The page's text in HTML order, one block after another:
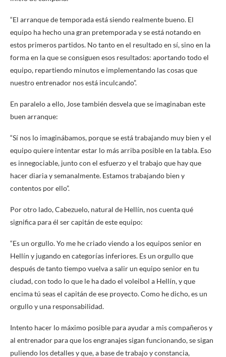
“El arranque de temporada está siendo realmente bueno. El
equipo ha hecho una gran pretemporada y se está notando en
estos primeros partidos. No tanto en el resultado en sí, sino en la
forma en la que se consiguen esos resultados: aportando todo el
equipo, repartiendo minutos e implementando las cosas que
nuestro entrenador nos está inculcando”.
En paralelo a ello, Jose también desvela que se imaginaban este
buen arranque:
“Sí nos lo imaginábamos, porque se está trabajando muy bien y el
equipo quiere intentar estar lo más arriba posible en la tabla. Eso
es innegociable, junto con el esfuerzo y el trabajo que hay que
hacer diaria y semanalmente. Estamos trabajando bien y
contentos por ello”.
Por otro lado, Cabezuelo, natural de Hellín, nos cuenta qué
significa para él ser capitán de este equipo:
“Es un orgullo. Yo me he criado viendo a los equipos senior en
Hellín y jugando en categorías inferiores. Es un orgullo que
después de tanto tiempo vuelva a salir un equipo senior en tu
ciudad, con todo lo que le ha dado el voleibol a Hellín, y que
encima tú seas el capitán de ese proyecto. Como he dicho, es un
orgullo y una responsabilidad.
Intento hacer lo máximo posible para ayudar a mis compañeros y
al entrenador para que los engranajes sigan funcionando, se sigan
puliendo los detalles y que, a base de trabajo y constancia,